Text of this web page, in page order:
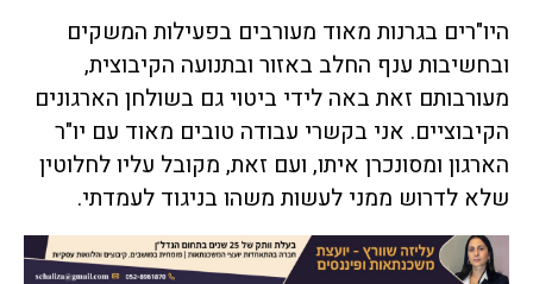
היו"רים בגרנות מאוד מעורבים בפעילות המשקים
ובחשיבות ענף החלב באזור ובתנועה הקיבוצית,
מעורבותם זאת באה לידי ביטוי גם בשולחן הארגונים
הקיבוציים. אני בקשרי עבודה טובים מאוד עם יו"ר
הארגון ומסונכרן איתו, ועם זאת, מקובל עליו לחלוטין
שלא לדרוש ממני לעשות משהו בניגוד לעמדתי.